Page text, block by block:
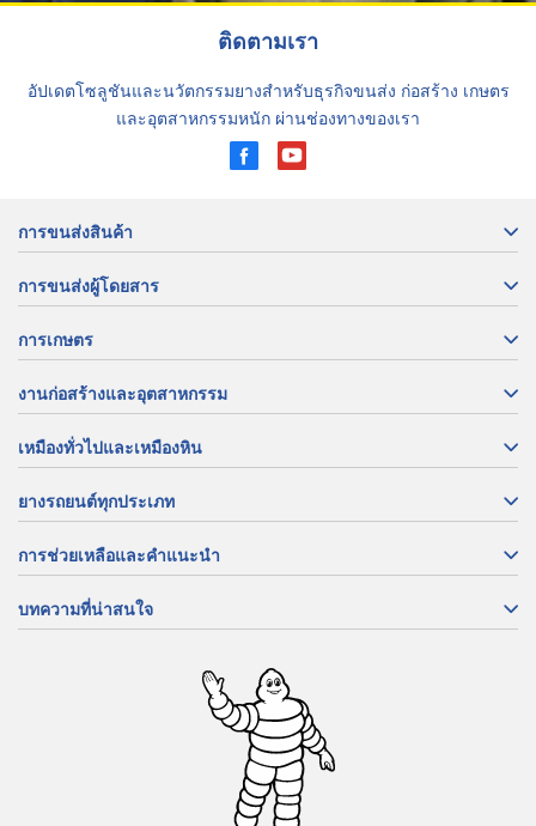
ติดตามเรา
อัปเดตโซลูชันและนวัตกรรมยางสำหรับธุรกิจขนส่ง ก่อสร้าง เกษตร
และอุตสาหกรรมหนัก ผ่านช่องทางของเรา
การขนส่งสินค้า
การขนส่งผู้โดยสาร
การเกษตร
งานก่อสร้างและอุตสาหกรรม
เหมืองทั่วไปและเหมืองหิน
ยางรถยนต์ทุกประเภท
การช่วยเหลือและคำแนะนำ
บทความที่น่าสนใจ